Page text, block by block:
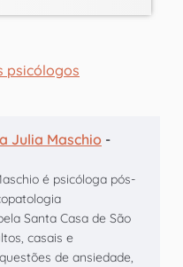
psicólogos
Julia Maschio -
é psicóloga pós-
Santa Casa de São
casais e
de ansiedade,